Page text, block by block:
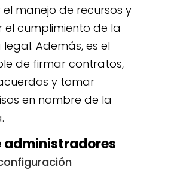
manejo de recursos y
cumplimiento de la
Además, es el
de firmar contratos,
y tomar
en nombre de la
administradores